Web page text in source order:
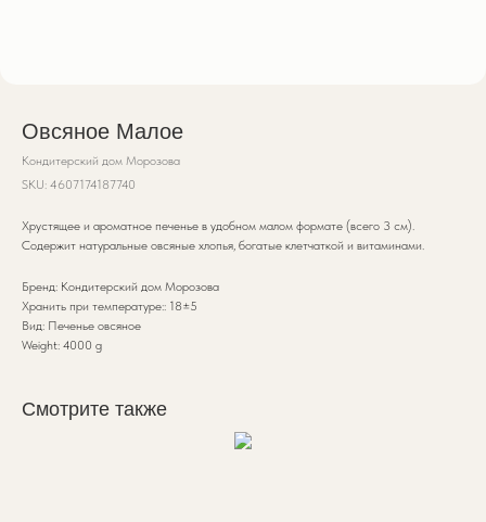
Овсяное Малое
Кондитерский дом Морозова
SKU: 4607174187740
Хрустящее и ароматное печенье в удобном малом формате (всего 3 см).
Содержит натуральные овсяные хлопья, богатые клетчаткой и витаминами.
Бренд: Кондитерский дом Морозова
Хранить при температуре:: 18±5
Вид: Печенье овсяное
Weight: 4000 g
Смотрите также